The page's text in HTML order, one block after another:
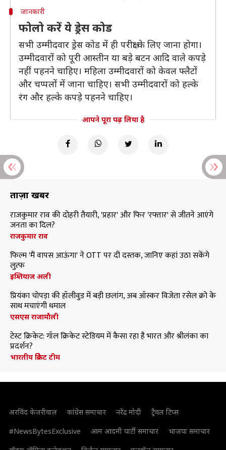
जानकारी
फोलो करें ये ड्रेस कोड
सभी उम्मीदवार ड्रेस कोड में ही परीक्षा के लिए जाना होगा।
उम्मीदवारों को पूरी आस्तीन या बड़े बटन आदि वाले कपड़े
नहीं पहनने चाहिए। महिला उम्मीदवारों को केवल फ्लैटों
और चप्पलों में जाना चाहिए। सभी उम्मीदवारों को हल्के
रंग और हल्के कपड़े पहनने चाहिए।
आपने पूरा पढ़ लिया है
ताज़ा खबरें
राजकुमार राव की दोहरी तैयारी, 'प्रहार' और फिर 'रफ्तार' से जीतने आएंगे
जनता का दिल?
राजकुमार राव
फिल्म 'मैं वापस आऊंगा' ने OTT पर दी दस्तक, जानिए कहां उठा सकेंगे
लुत्फ
इम्तियाज अली
प्रियंका चोपड़ा की हॉलीवुड में बड़ी छलांग, अब ऑस्कर विजेता रसेल क्रो के
साथ मचाएंगी धमाल
एसएस राजामौली
टेस्ट क्रिकेट: गॉल क्रिकेट स्टेडियम में कैसा रहा है भारत और श्रीलंका का
प्रदर्शन?
भारतीय क्रिकेट टीम
अरविंद केजरीवाल कांग्रेस समाचार नरेंद्र मोदी
ट्रैवल टिप्स
#NewsBytesExclusive
आम आदमी पार्टी समाचार
भाजपा समाचार